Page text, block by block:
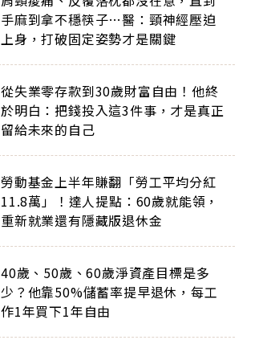
手麻到拿不穩筷子…醫：頸神經壓迫
上身，打破固定姿勢才是關鍵
從失業零存款到30歲財富自由！他終
於明白：把錢投入這3件事，才是真正
留給未來的自己
勞動基金上半年賺翻「勞工平均分紅
11.8萬」！達人提點：60歲就能領，
重新就業還有隱藏版退休金
40歲、50歲、60歲淨資產目標是多
少？他靠50%儲蓄率提早退休，每工
作1年買下1年自由